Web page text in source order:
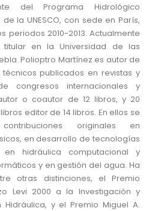
del Programa Hidrológico
la UNESCO, con sede en París,
periodos 2010-2013. Actualmente
titular en la Universidad de las
Polioptro Martínez es autor de
técnicos publicados en revistas y
congresos internacionales y
o coautor de 12 libros, y 20
editor de 14 libros. En ellos se
originales en
en desarrollo de tecnologías
en hidráulica computacional y
y en gestión del agua. Ha
otras distinciones, el Premio
Levi 2000 a la Investigación y
Hidráulica, y el Premio Miguel A.